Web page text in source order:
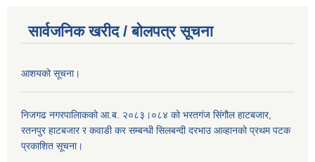
सार्वजनिक खरीद / बोलपत्र सूचना
आशयको सूचना।
निजगढ नगरपालिाकको आ.ब. २०८३।०८४ को भरतगंज सिंगौल हाटबजार,
रतनपुर हाटबजार र कवाडी कर सम्बन्धी सिलबन्दी दरभाउ आव्हानको प्रथम पटक
प्रकाशित सूचना।